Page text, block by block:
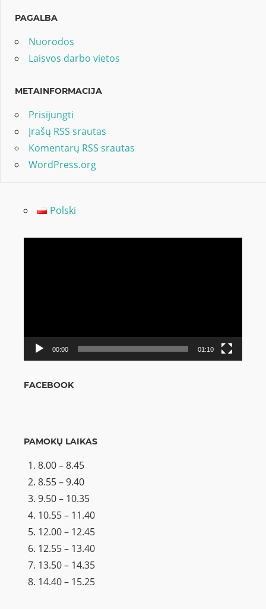
PAGALBA
Nuorodos
Laisvos darbo vietos
METAINFORMACIJA
Prisijungti
Įrašų RSS srautas
Komentarų RSS srautas
WordPress.org
Polski
00:00 01:10
FACEBOOK
PAMOKŲ LAIKAS
8.00 – 8.45
8.55 – 9.40
9.50 – 10.35
10.55 – 11.40
12.00 – 12.45
12.55 – 13.40
13.50 – 14.35
14.40 – 15.25